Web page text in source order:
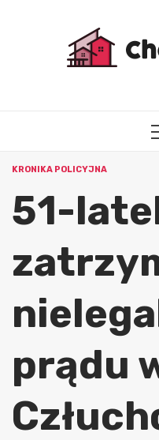
KRONIKA POLICYJNA
51-
prądu